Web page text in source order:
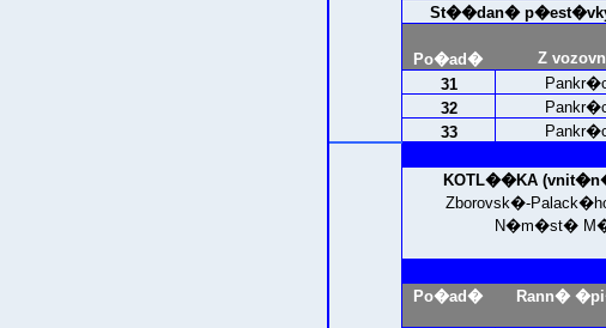
St��dan�
Po�ad�
Z
31
32
33
KOTL��KA
Zborovsk�-
N�m�st�
Po�ad�
Rann�